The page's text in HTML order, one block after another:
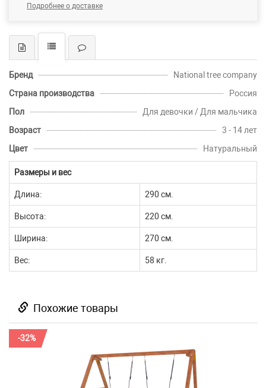
Подробнее о доставке
Бренд
National tree company
Страна производства
Россия
Пол
Для девочки / Для мальчика
Возраст
3 - 14 лет
Цвет
Натуральный
Размеры и вес
Длина: 290 см.
Высота: 220 см.
Ширина: 270 см.
Вес: 58 кг.
Похожие товары
-32%